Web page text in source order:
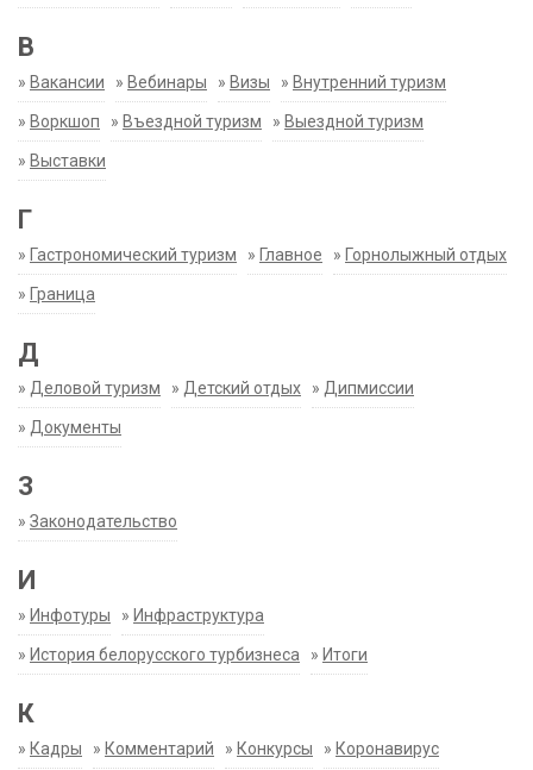
В
» Вакансии » Вебинары » Визы » Внутренний туризм
» Воркшоп » Въездной туризм » Выездной туризм
» Выставки
Г
» Гастрономический туризм » Главное » Горнолыжный отдых
» Граница
Д
» Деловой туризм » Детский отдых » Дипмиссии
» Документы
З
» Законодательство
И
» Инфотуры » Инфраструктура
» История белорусского турбизнеса » Итоги
К
» Кадры » Комментарий » Конкурсы » Коронавирус